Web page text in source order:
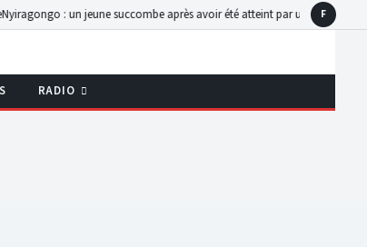
: un jeune succombe après avoir été atteint par une balle tirée par un
F
RADIO